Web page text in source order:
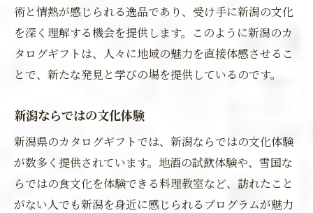
術と情熱が感じられる逸品であり、受け手に新潟の文化
を深く理解する機会を提供します。このように新潟のカ
タログギフトは、人々に地域の魅力を直接体感させるこ
とで、新たな発見と学びの場を提供しているのです。
新潟ならではの文化体験
新潟県のカタログギフトでは、新潟ならではの文化体験
が数多く提供されています。地酒の試飲体験や、雪国な
らではの食文化を体験できる料理教室など、訪れたこと
がない人でも新潟を身近に感じられるプログラムが魅力